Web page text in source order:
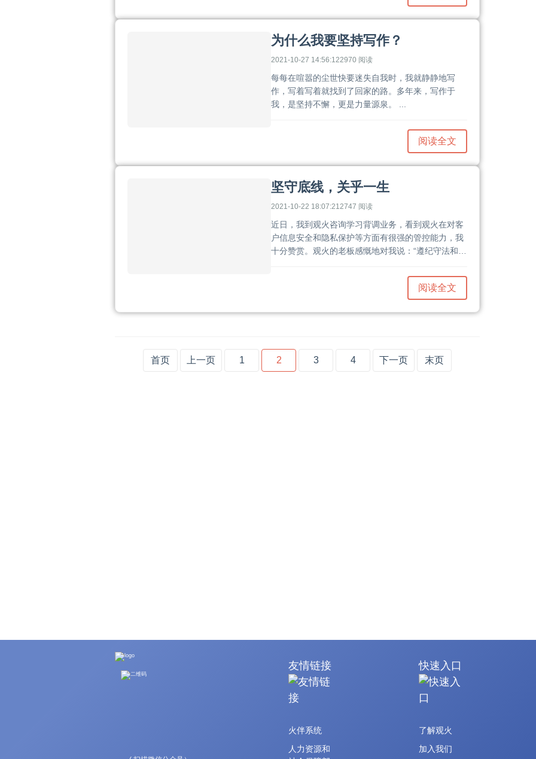
为什么我要坚持写作？
2021-10-27 14:56:122970 阅读
​每每在喧嚣的尘世快要迷失自我时，我就静静地写
作，写着写着就找到了回家的路。多年来，写作于
我，是坚持不懈，更是力量源泉。 ...
阅读全文
坚守底线，关乎一生
2021-10-22 18:07:212747 阅读
近日，我到观火咨询学习背调业务，看到观火在对客
户信息安全和隐私保护等方面有很强的管控能力，我
十分赞赏。观火的老板感慨地对我说：“遵纪守法和安
线！”确实如此，坚守好底线，这对企业是生命线，对
阅读全文
首页 上一页 1 2 3 4 下一页 末页
友情链接
火伴系统
人力资源和
快速入口
了解观火
加入我们